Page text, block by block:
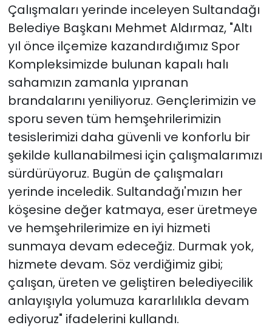
Çalışmaları yerinde inceleyen Sultandağı
Belediye Başkanı Mehmet Aldırmaz, "Altı
yıl önce ilçemize kazandırdığımız Spor
Kompleksimizde bulunan kapalı halı
sahamızın zamanla yıpranan
brandalarını yeniliyoruz. Gençlerimizin ve
sporu seven tüm hemşehrilerimizin
tesislerimizi daha güvenli ve konforlu bir
şekilde kullanabilmesi için çalışmalarımızı
sürdürüyoruz. Bugün de çalışmaları
yerinde inceledik. Sultandağı'mızın her
köşesine değer katmaya, eser üretmeye
ve hemşehrilerimize en iyi hizmeti
sunmaya devam edeceğiz. Durmak yok,
hizmete devam. Söz verdiğimiz gibi;
çalışan, üreten ve geliştiren belediyecilik
anlayışıyla yolumuza kararlılıkla devam
ediyoruz" ifadelerini kullandı.